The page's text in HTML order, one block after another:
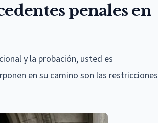
penales en
y la probación, usted es
en su camino son las restricciones